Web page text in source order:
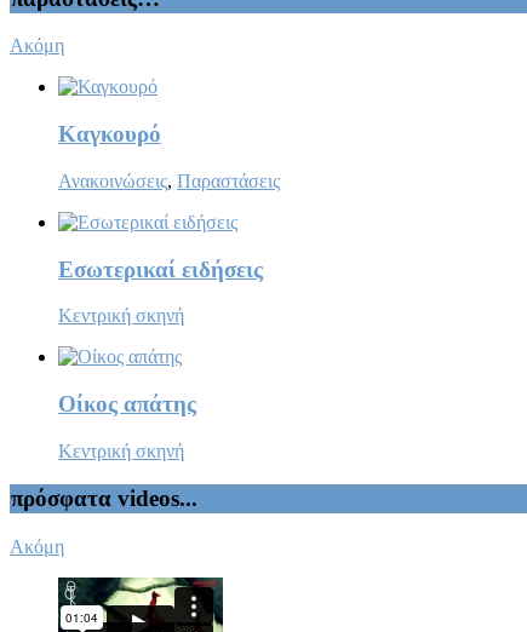
Ακόμη
Καγκουρό
Ανακοινώσεις, Παραστάσεις
Εσωτερικαί ειδήσεις
Κεντρική σκηνή
Οίκος απάτης
Κεντρική σκηνή
πρόσφατα videos...
Ακόμη